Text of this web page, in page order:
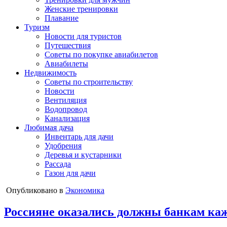
Женские тренировки
Плавание
Туризм
Новости для туристов
Путешествия
Советы по покупке авиабилетов
Авиабилеты
Недвижимость
Советы по строительству
Новости
Вентиляция
Водопровод
Канализация
Любимая дача
Инвентарь для дачи
Удобрения
Деревья и кустарники
Рассада
Газон для дачи
Опубликовано в Экономика
Россияне оказались должны банкам